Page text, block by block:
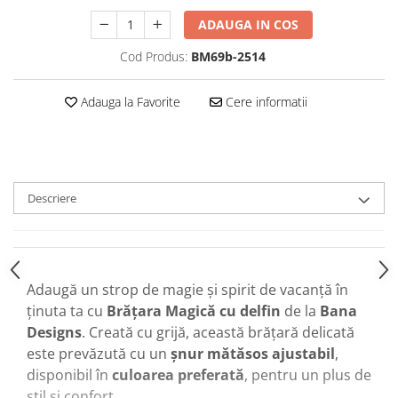
ADAUGA IN COS
Cod Produs: BM69b-2514
Adauga la Favorite Cere informatii
Descriere
Adaugă un strop de magie și spirit de vacanță în
ținuta ta cu Brățara Magică cu delfin de la Bana
Designs. Creată cu grijă, această brățară delicată
este prevăzută cu un șnur mătăsos ajustabil,
disponibil în culoarea preferată, pentru un plus de